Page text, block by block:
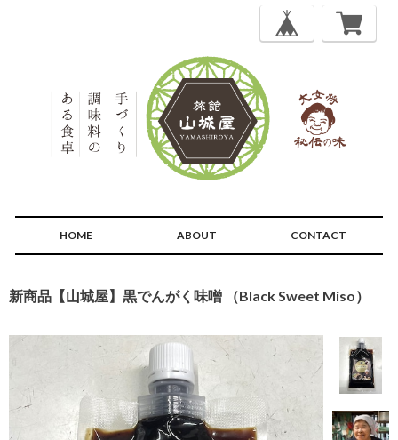
HOME ABOUT CONTACT
新商品【山城屋】黒でんがく味噌 （Black Sweet Miso）